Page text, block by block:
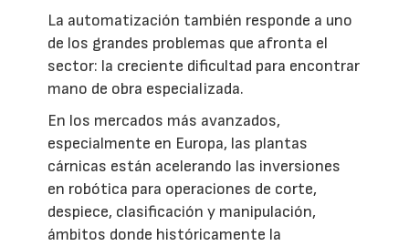
La automatización también responde a uno
de los grandes problemas que afronta el
sector: la creciente dificultad para encontrar
mano de obra especializada.
En los mercados más avanzados,
especialmente en Europa, las plantas
cárnicas están acelerando las inversiones
en robótica para operaciones de corte,
despiece, clasificación y manipulación,
ámbitos donde históricamente la